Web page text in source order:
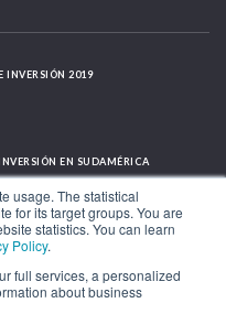
usage. The statistical
for its target groups. You are
statistics. You can learn
Policy.
full services, a personalized
about business
INVERSIÓN 2019
EN SUDAMÉRICA